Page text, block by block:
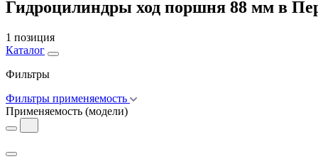
Гидроцилиндры ход поршня 88 мм в
1 позиция
Каталог
Фильтры
Фильтры применяемость
Применяемость (модели)